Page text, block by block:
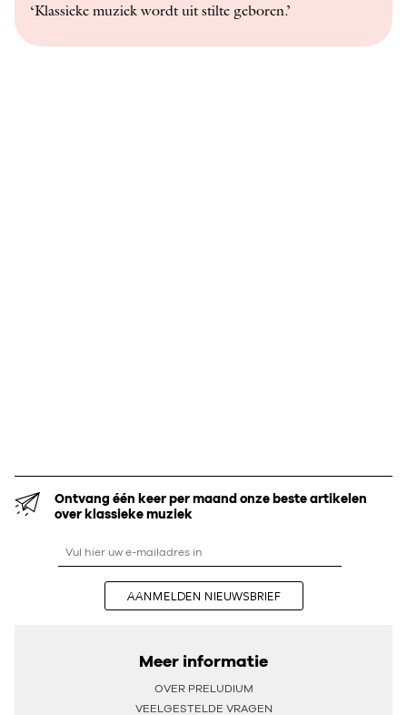
‘Klassieke muziek wordt uit stilte geboren.’
Ontvang één keer per maand onze beste artikelen
over klassieke muziek
AANMELDEN NIEUWSBRIEF
Meer informatie
OVER PRELUDIUM
VEELGESTELDE VRAGEN